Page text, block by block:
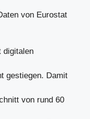
von Eurostat
digitalen
gestiegen. Damit
von rund 60